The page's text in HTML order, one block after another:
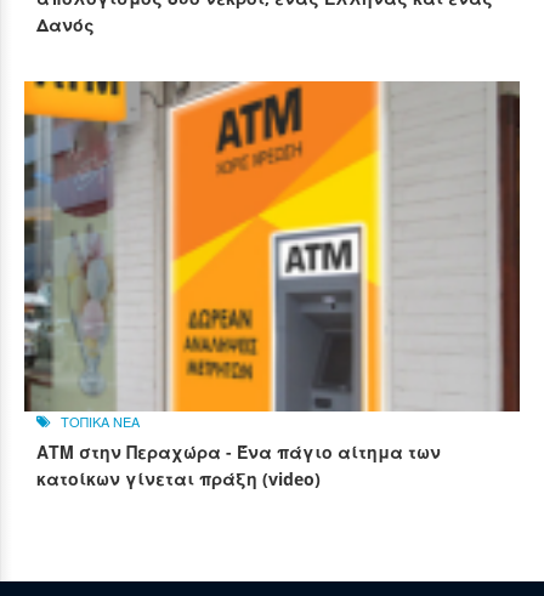
Δανός
ΤΟΠΙΚΑ ΝΕΑ
ΑΤΜ στην Περαχώρα - Ένα πάγιο αίτημα των
κατοίκων γίνεται πράξη (video)